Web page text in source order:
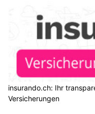
insurando.ch: Ihr
Versicherungen